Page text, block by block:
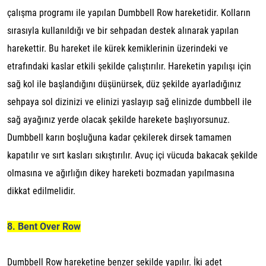
çalışma programı ile yapılan Dumbbell Row hareketidir. Kolların
sırasıyla kullanıldığı ve bir sehpadan destek alınarak yapılan
harekettir. Bu hareket ile kürek kemiklerinin üzerindeki ve
etrafındaki kaslar etkili şekilde çalıştırılır. Hareketin yapılışı için
sağ kol ile başlandığını düşünürsek, düz şekilde ayarladığınız
sehpaya sol dizinizi ve elinizi yaslayıp sağ elinizde dumbbell ile
sağ ayağınız yerde olacak şekilde harekete başlıyorsunuz.
Dumbbell karın boşluğuna kadar çekilerek dirsek tamamen
kapatılır ve sırt kasları sıkıştırılır. Avuç içi vücuda bakacak şekilde
olmasına ve ağırlığın dikey hareketi bozmadan yapılmasına
dikkat edilmelidir.
8. Bent Over Row
Dumbbell Row hareketine benzer şekilde yapılır. İki adet